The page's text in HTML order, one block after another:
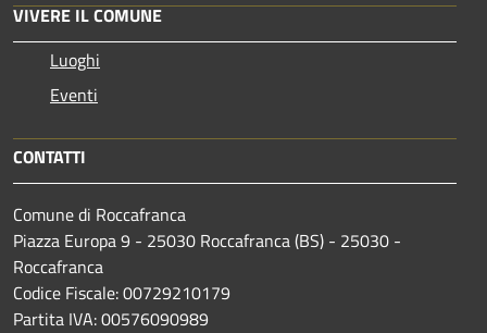
VIVERE IL COMUNE
Luoghi
Eventi
CONTATTI
Comune di Roccafranca
Piazza Europa 9 - 25030 Roccafranca (BS) - 25030 -
Roccafranca
Codice Fiscale: 00729210179
Partita IVA: 00576090989